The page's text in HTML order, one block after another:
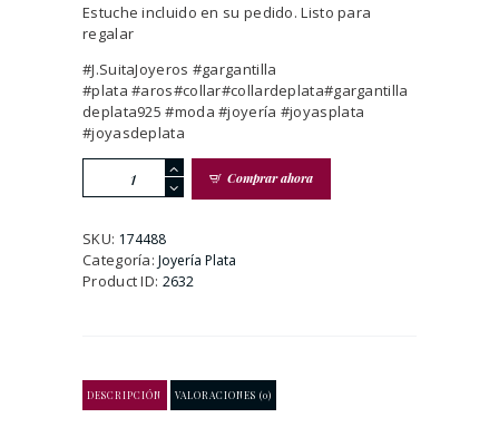
Estuche incluido en su pedido. Listo para
regalar
#J.SuitaJoyeros #gargantilla
#plata #aros#collar#collardeplata#gargantilla
deplata925 #moda #joyería #joyasplata
#joyasdeplata
Dorada
Ley
925m
cantidad
Comprar ahora
SKU: 174488
Categoría:Joyería Plata
Product ID: 2632
DESCRIPCIÓN VALORACIONES (0)